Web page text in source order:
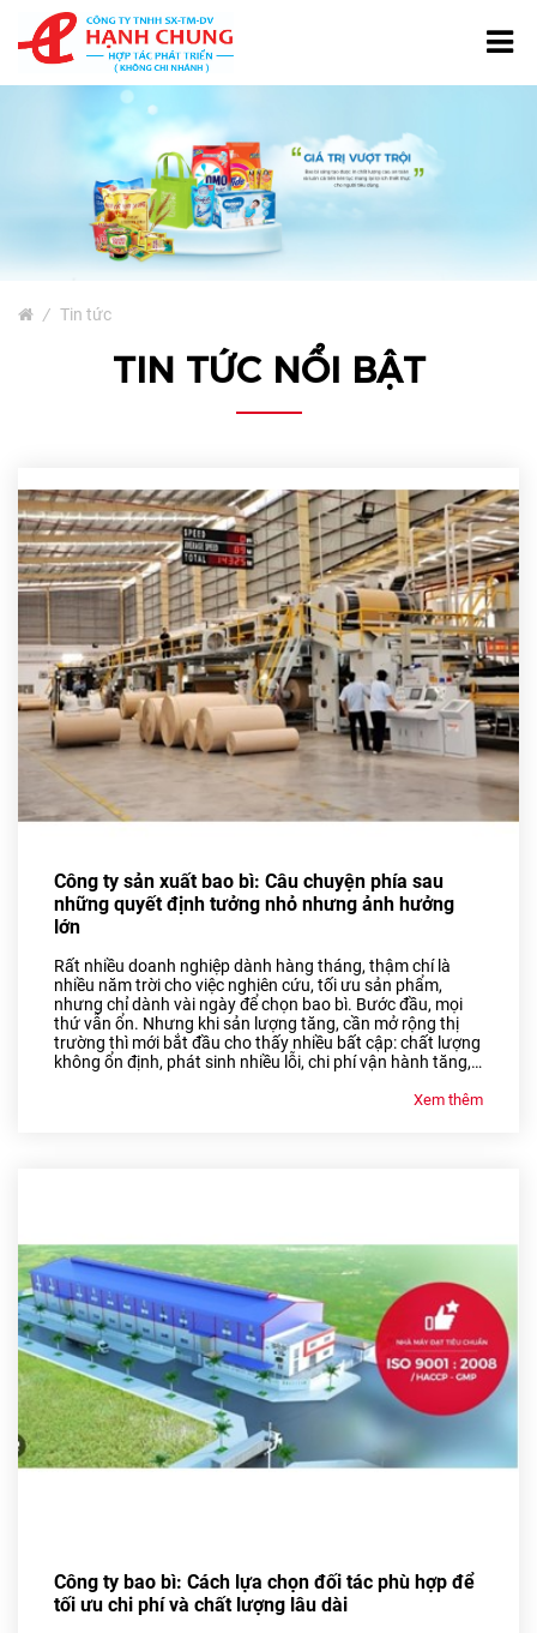
/ Tin tức
TIN TỨC NỔI BẬT
Công ty sản xuất bao bì: Câu chuyện phía sau
những quyết định tưởng nhỏ nhưng ảnh hưởng
lớn
Rất nhiều doanh nghiệp dành hàng tháng, thậm chí là
nhiều năm trời cho việc nghiên cứu, tối ưu sản phẩm,
nhưng chỉ dành vài ngày để chọn bao bì. Bước đầu, mọi
thứ vẫn ổn. Nhưng khi sản lượng tăng, cần mở rộng thị
trường thì mới bắt đầu cho thấy nhiều bất cập: chất lượng
không ổn định, phát sinh nhiều lỗi, chi phí vận hành tăng,…
Xem thêm
Công ty bao bì: Cách lựa chọn đối tác phù hợp để
tối ưu chi phí và chất lượng lâu dài
TRANG CHỦ
GIỚI THIỆU
TÚI NƯỚC GIẶT
SẢN PHẨM
Túi Màng Đơn PE, HD, PP
Bao Bì Bánh, Kẹo Các Loại
Túi PA, Túi Zipper, Túi
Nhôm
MÀNG BỌC THỰC PHẨM
PVC
MÀNG CO-EX NYLON PE
FILM
TUYỂN DỤNG
ĐỐI TÁC